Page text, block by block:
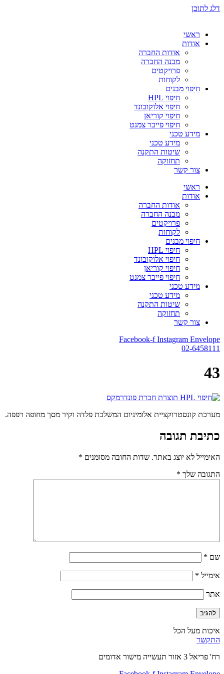
דלג לתוכן
ראשי
אודות
אודות החברה
מבנה החברה
פרויקטים
לקוחות
חיפוי מבנים
חיפוי HPL
חיפוי אלוקובונד
חיפוי קוריאן
חיפוי פייבר צמנט
מידע טכני
מידע טכני
שיטות התקנה
תחזוקה
צור קשר
ראשי
אודות
אודות החברה
מבנה החברה
פרויקטים
לקוחות
חיפוי מבנים
חיפוי HPL
חיפוי אלוקובונד
חיפוי קוריאן
חיפוי פייבר צמנט
מידע טכני
מידע טכני
שיטות התקנה
תחזוקה
צור קשר
Facebook-f Instagram Envelope
02-6458111
43
מערכת קונסטרוקציית אלומיניום המשלבת פלדה וקיר מסך מחופה רפפה.
כתיבת תגובה
האימייל לא יוצג באתר. שדות החובה מסומנים *
התגובה שלך *
שם *
אימייל *
אתר
איכות מעל הכל
התקשר
רח' פריאל 3 אזור תעשייה מישור אדומים